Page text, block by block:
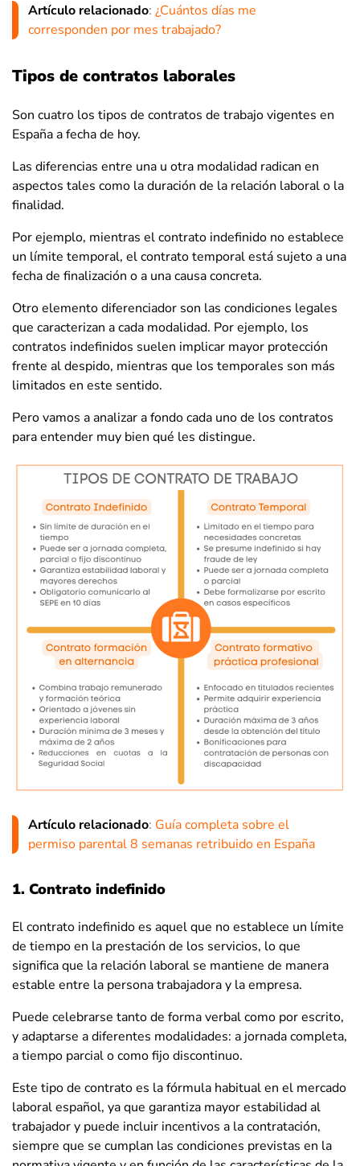
Artículo relacionado: ¿Cuántos días me
corresponden por mes trabajado?
Tipos de contratos laborales
Son cuatro los tipos de contratos de trabajo vigentes en
España a fecha de hoy.
Las diferencias entre una u otra modalidad radican en
aspectos tales como la duración de la relación laboral o la
finalidad.
Por ejemplo, mientras el contrato indefinido no establece
un límite temporal, el contrato temporal está sujeto a una
fecha de finalización o a una causa concreta.
Otro elemento diferenciador son las condiciones legales
que caracterizan a cada modalidad. Por ejemplo, los
contratos indefinidos suelen implicar mayor protección
frente al despido, mientras que los temporales son más
limitados en este sentido.
Pero vamos a analizar a fondo cada uno de los contratos
para entender muy bien qué les distingue.
Artículo relacionado: Guía completa sobre el
permiso parental 8 semanas retribuido en España
1. Contrato indefinido
El contrato indefinido es aquel que no establece un límite
de tiempo en la prestación de los servicios, lo que
significa que la relación laboral se mantiene de manera
estable entre la persona trabajadora y la empresa.
Puede celebrarse tanto de forma verbal como por escrito,
y adaptarse a diferentes modalidades: a jornada completa,
a tiempo parcial o como fijo discontinuo.
Este tipo de contrato es la fórmula habitual en el mercado
laboral español, ya que garantiza mayor estabilidad al
trabajador y puede incluir incentivos a la contratación,
siempre que se cumplan las condiciones previstas en la